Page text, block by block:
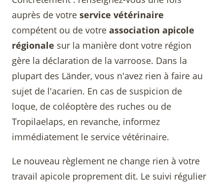
auprès de votre service vétérinaire
compétent ou de votre association apicole
régionale sur la manière dont votre région
gère la déclaration de la varroose. Dans la
plupart des Länder, vous n'avez rien à faire au
sujet de l'acarien. En cas de suspicion de
loque, de coléoptère des ruches ou de
Tropilaelaps, en revanche, informez
immédiatement le service vétérinaire.
Le nouveau règlement ne change rien à votre
travail apicole proprement dit. Le suivi régulier